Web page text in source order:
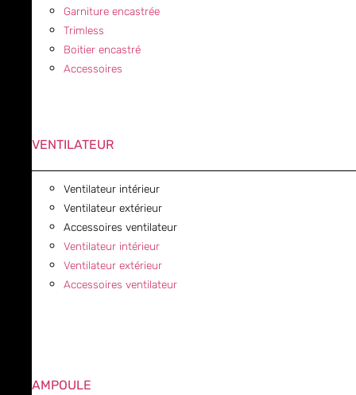
Garniture encastrée
Trimless
Boitier encastré
Accessoires
VENTILATEUR
Ventilateur intérieur
Ventilateur extérieur
Accessoires ventilateur
Ventilateur intérieur
Ventilateur extérieur
Accessoires ventilateur
AMPOULE